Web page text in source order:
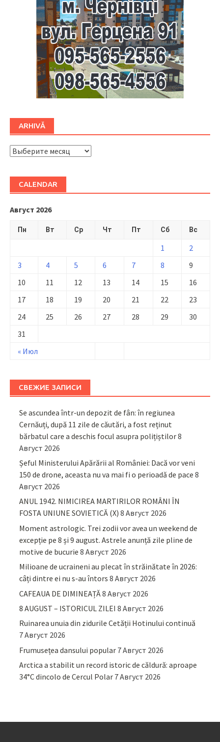
ARHIVĂ
ARHIVĂ
CALENDAR
Август 2026
Пн Вт Ср Чт Пт Сб Вс
« Июл
1
2
3
4 5 6 7 8
9
10
11 12 13 14 15
16
17
18 19 20 21 22
23
24
25 26 27 28 29
30
31
СВЕЖИЕ ЗАПИСИ
Se ascundea într-un depozit de fân: în regiunea
Cernăuți, după 11 zile de căutări, a fost reținut
bărbatul care a deschis focul asupra polițiștilor8
Август 2026
Șeful Ministerului Apărării al României: Dacă vor veni
150 de drone, aceasta nu va mai fi o perioadă de pace 8
Август 2026
ANUL 1942. NIMICIREA MARTIRILOR ROMÂNI ÎN
FOSTA UNIUNE SOVIETICĂ (X) 8 Август 2026
Moment astrologic. Trei zodii vor avea un weekend de
excepție pe 8 și 9 august. Astrele anunță zile pline de
motive de bucurie 8 Август 2026
Milioane de ucraineni au plecat în străinătate în 2026:
câți dintre ei nu s-au întors 8 Август 2026
CAFEAUA DE DIMINEAȚĂ8 Август 2026
8 AUGUST – ISTORICUL ZILEI 8 Август 2026
Ruinarea unuia din zidurile Cetății Hotinului continuă
7 Август 2026
Frumusețea dansului popular 7 Август 2026
Arctica a stabilit un record istoric de căldură: aproape
34°C dincolo de Cercul Polar 7 Август 2026